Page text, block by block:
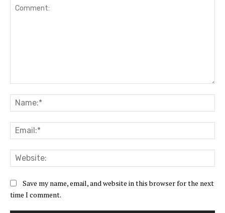
Save my name, email, and website in this browser for the next
time I comment.